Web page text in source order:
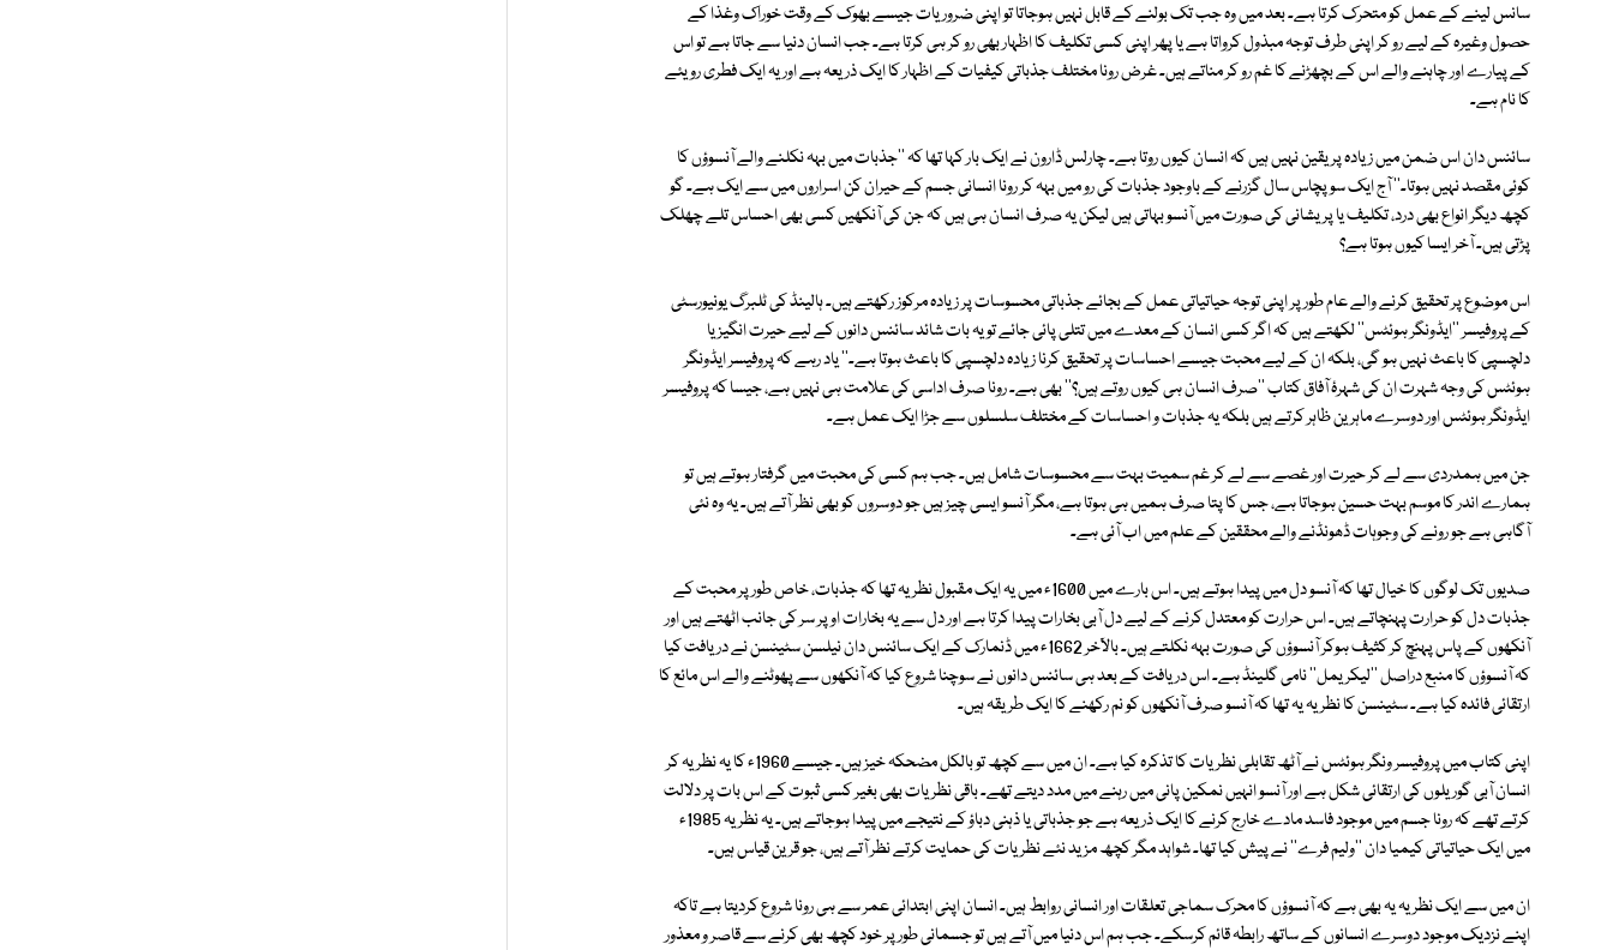
سانس لینے کے عمل کو متحرک کرتا ہے۔ بعد میں وہ جب تک بولنے کے قابل نہیں ہوجاتا تو اپنی ضروریات جیسے بھوک کے وقت خوراک وغذا کے
حصول وغیرہ کے لیے رو کر اپنی طرف توجہ مبذول کرواتا ہے یا پھر اپنی کسی تکلیف کا اظہار بھی رو کر ہی کرتا ہے۔ جب انسان دنیا سے جاتا ہے تو اس
کے پیارے اور چاہنے والے اس کے بچھڑنے کا غم رو کر مناتے ہیں۔ غرض رونا مختلف جذباتی کیفیات کے اظہار کا ایک ذریعہ ہے اور یہ ایک فطری رویئے
کا نام ہے۔
سائنس دان اس ضمن میں زیادہ پر یقین نہیں ہیں کہ انسان کیوں روتا ہے۔ چارلس ڈارون نے ایک بار کہا تھا کہ ''جذبات میں بہہ نکلنے والے آنسوؤں کا
کوئی مقصد نہیں ہوتا۔'' آج ایک سو پچاس سال گزرنے کے باوجود جذبات کی رو میں بہہ کر رونا انسانی جسم کے حیران کن اسراروں میں سے ایک ہے۔ گو
کچھ دیگر انواع بھی درد، تکلیف یا پریشانی کی صورت میں آنسو بہاتی ہیں لیکن یہ صرف انسان ہی ہیں کہ جن کی آنکھیں کسی بھی احساس تلے چھلک
پڑتی ہیں۔ آخر ایسا کیوں ہوتا ہے؟
اس موضوع پر تحقیق کرنے والے عام طور پر اپنی توجہ حیاتیاتی عمل کے بجائے جذباتی محسوسات پر زیادہ مرکوز رکھتے ہیں۔ ہالینڈ کی ٹلبرگ یونیورسٹی
کے پروفیسر ''ایڈونگر ہوئٹس'' لکھتے ہیں کہ اگر کسی انسان کے معدے میں تتلی پائی جائے تو یہ بات شائد سائنس دانوں کے لیے حیرت انگیز یا
دلچسپی کا باعث نہیں ہو گی، بلکہ ان کے لیے محبت جیسے احساسات پر تحقیق کرنا زیادہ دلچسپی کا باعث ہوتا ہے۔'' یاد رہے کہ پروفیسر ایڈونگر
ہوئٹس کی وجہ شہرت ان کی شہرۂ آفاق کتاب ''صرف انسان ہی کیوں روتے ہیں؟'' بھی ہے۔ رونا صرف اداسی کی علامت ہی نہیں ہے، جیسا کہ پروفیسر
ایڈونگر ہوئٹس اور دوسرے ماہرین ظاہر کرتے ہیں بلکہ یہ جذبات و احساسات کے مختلف سلسلوں سے جڑا ایک عمل ہے۔
جن میں ہمدردی سے لے کر حیرت اور غصے سے لے کر غم سمیت بہت سے محسوسات شامل ہیں۔ جب ہم کسی کی محبت میں گرفتار ہوتے ہیں تو
ہمارے اندر کا موسم بہت حسین ہوجاتا ہے، جس کا پتا صرف ہمیں ہی ہوتا ہے، مگر آنسو ایسی چیز ہیں جو دوسروں کو بھی نظر آتے ہیں۔ یہ وہ نئی
آگاہی ہے جو رونے کی وجوہات ڈھونڈنے والے محققین کے علم میں اب آئی ہے۔
صدیوں تک لوگوں کا خیال تھا کہ آنسو دل میں پیدا ہوتے ہیں۔ اس بارے میں 1600ء میں یہ ایک مقبول نظریہ تھا کہ جذبات، خاص طور پر محبت کے
جذبات دل کو حرارت پہنچاتے ہیں۔ اس حرارت کو معتدل کرنے کے لیے دل آبی بخارات پیدا کرتا ہے اور دل سے یہ بخارات اوپر سر کی جانب اٹھتے ہیں اور
آنکھوں کے پاس پہنچ کر کثیف ہوکر آنسوؤں کی صورت بہہ نکلتے ہیں۔ بالآخر 1662ء میں ڈنمارک کے ایک سائنس دان نیلسن سٹینسن نے دریافت کیا
کہ آنسوؤں کا منبع دراصل ''لیکریمل'' نامی گلینڈ ہے۔ اس دریافت کے بعد ہی سائنس دانوں نے سوچنا شروع کیا کہ آنکھوں سے پھوٹنے والے اس مائع کا
ارتقائی فائدہ کیا ہے۔ سٹینسن کا نظریہ یہ تھا کہ آنسو صرف آنکھوں کو نم رکھنے کا ایک طریقہ ہیں۔
اپنی کتاب میں پروفیسر ونگر ہوئٹس نے آٹھ تقابلی نظر یات کا تذکرہ کیا ہے۔ ان میں سے کچھ تو بالکل مضحکہ خیز ہیں۔ جیسے 1960ء کا یہ نظریہ کر
انسان آبی گوریلوں کی ارتقائی شکل ہے اور آنسو انہیں نمکین پانی میں رہنے میں مدد دیتے تھے۔ باقی نظریات بھی بغیر کسی ثبوت کے اس بات پر دلالت
کرتے تھے کہ رونا جسم میں موجود فاسد مادے خارج کرنے کا ایک ذریعہ ہے جو جذباتی یا ذہنی دباؤ کے نتیجے میں پیدا ہوجاتے ہیں۔ یہ نظریہ 1985ء
میں ایک حیاتیاتی کیمیا دان ''ولیم فرے'' نے پیش کیا تھا۔ شواہد مگر کچھ مزید نئے نظریات کی حمایت کرتے نظر آتے ہیں، جو قرین قیاس ہیں۔
ان میں سے ایک نظریہ یہ بھی ہے کہ آنسوؤں کا محرک سماجی تعلقات اور انسانی روابط ہیں۔ انسان اپنی ابتدائی عمر سے ہی رونا شروع کردیتا ہے تاکہ
اپنے نزدیک موجود دوسرے انسانوں کے ساتھ رابطہ قائم کرسکے۔ جب ہم اس دنیا میں آتے ہیں تو جسمانی طور پر خود کچھ بھی کرنے سے قاصر و معذور